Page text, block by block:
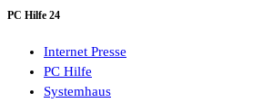
PC Hilfe 24
Internet Presse
PC Hilfe
Systemhaus